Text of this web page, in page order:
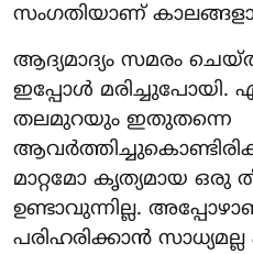
സംഗതിയാണ്
ആദ്യമാദ്യം സമരം
ഇപ്പോൾ മരിച്ചുപോയി.
തലമുറയും ഇതുതന്നെ
മാറ്റമോ കൃത്യമായ ഒരു
ഉണ്ടാവുന്നില്ല.
പരിഹരിക്കാൻ സാധ്യമല്ല